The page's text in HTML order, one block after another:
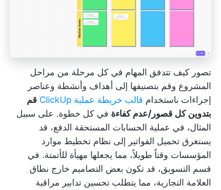
تصور كيف تتدفق المهام في كل مرحلة من مراحل
المشروع وقم بتصنيفها إلى أهداف وأنشطة وعناصر
إجراءات باستخدام قالب خريطة عملية ClickUp
قم
بتدوين كل قصور/عدم كفاءة في كل خطوة. على سبيل
المثال، في عملية الحسابات المستحقة الدفع، قد
يستغرق تحميل الفواتير إلى نظام تخطيط موارد
المؤسسات وقتاً طويلاً، مما يجعلها مهيأة للأتمتة. في
قسم التسويق، قد تكون بعض التصاميم خارج نطاق
العلامة التجارية، مما يتطلب تحسين تدابير مراقبة